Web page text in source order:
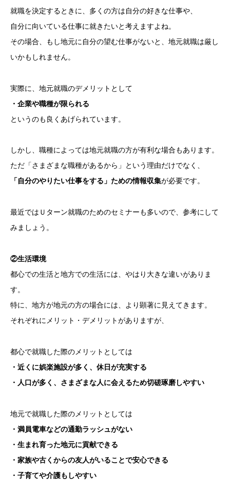
就職を決定するときに、多くの方は自分の好きな仕事や、
自分に向いている仕事に就きたいと考えますよね。
その場合、もし地元に自分の望む仕事がないと、地元就職は厳し
いかもしれません。
実際に、地元就職のデメリットとして
・企業や職種が限られる
というのも良くあげられています。
しかし、職種によっては地元就職の方が有利な場合もあります。
ただ「さまざまな職種があるから」という理由だけでなく、
「自分のやりたい仕事をする」ための情報収集が必要です。
最近ではＵターン就職のためのセミナーも多いので、参考にして
みましょう。
②生活環境
都心での生活と地方での生活には、やはり大きな違いがありま
す。
特に、地方が地元の方の場合には、より顕著に見えてきます。
それぞれにメリット・デメリットがありますが、
都心で就職した際のメリットとしては
・近くに娯楽施設が多く、休日が充実する
・人口が多く、さまざまな人に会えるため切磋琢磨しやすい
地元で就職した際のメリットとしては
・満員電車などの通勤ラッシュがない
・生まれ育った地元に貢献できる
・家族や古くからの友人がいることで安心できる
・子育てや介護もしやすい